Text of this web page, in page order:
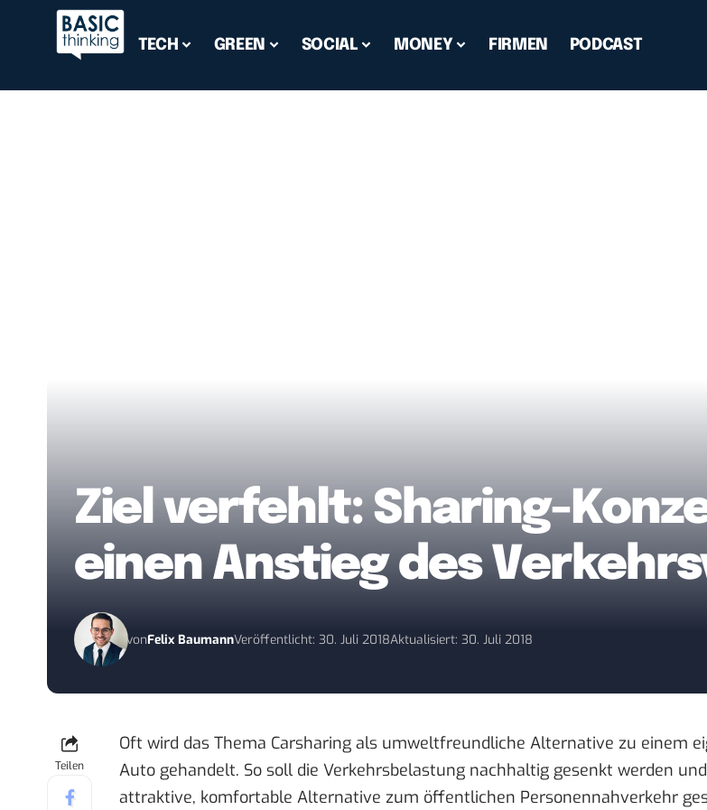
TECH GREEN SOCIAL MONEY FIRMEN PODCAST
Ziel verfehlt: Sharing-
einen Anstieg des
vonFelix BaumannVeröffentlicht: 30. Juli 2018Aktualisiert: 30. Juli 2018
Teilen
Oft wird das Thema Carsharing als umweltfreundliche Alternative zu einem
Auto gehandelt. So soll die Verkehrsbelastung nachhaltig gesenkt werden
attraktive, komfortable Alternative zum öffentlichen Personennahverkehr